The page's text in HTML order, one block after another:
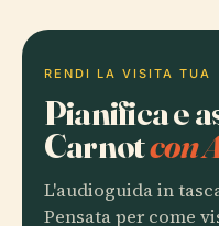
RENDI LA VISITA TUA
Pianifica e
Carnotcon
L'audioguida in
Pensata per come